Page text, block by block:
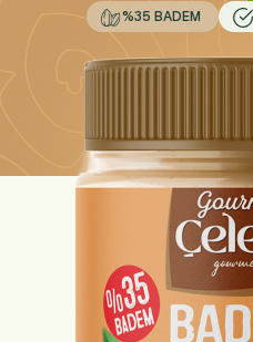
%35 BADEM